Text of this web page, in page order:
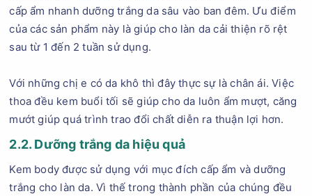
cấp ẩm nhanh dưỡng trắng da sâu vào ban đêm. Ưu điểm
của các sản phẩm này là giúp cho làn da cải thiện rõ rệt
sau từ 1 đến 2 tuần sử dụng.
Với những chị e có da khô thì đây thực sự là chân ái. Việc
thoa đều kem buổi tối sẽ giúp cho da luôn ẩm mượt, căng
mướt giúp quá trình trao đổi chất diễn ra thuận lợi hơn.
2.2. Dưỡng trắng da hiệu quả
Kem body được sử dụng với mục đích cấp ẩm và dưỡng
trắng cho làn da. Vì thế trong thành phần của chúng đều